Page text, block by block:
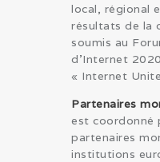
local, régional
résultats de la
soumis au
d’Internet
« Internet
Partenaires
est coordonné
partenaires
institutions